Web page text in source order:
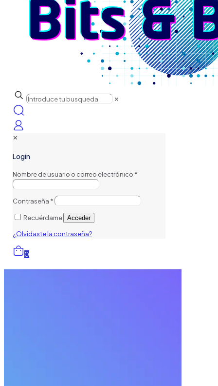
✕
✕
Login
Nombre de usuario o correo electrónico *
Contraseña *
Recuérdame Acceder
¿Olvidaste la contraseña?
0